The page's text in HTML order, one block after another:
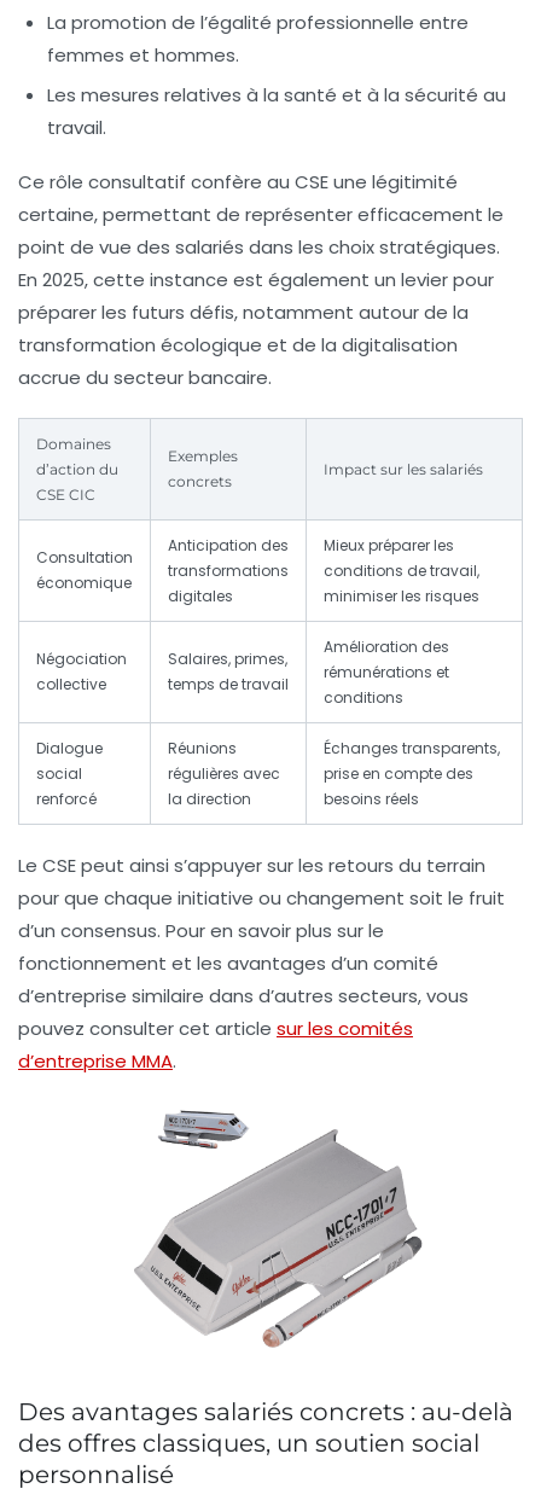
La promotion de l’égalité professionnelle entre
femmes et hommes.
Les mesures relatives à la santé et à la sécurité au
travail.
Ce rôle consultatif confère au CSE une légitimité
certaine, permettant de représenter efficacement le
point de vue des salariés dans les choix stratégiques.
En 2025, cette instance est également un levier pour
préparer les futurs défis, notamment autour de la
transformation écologique et de la digitalisation
accrue du secteur bancaire.
Domaines
d’action du
CSE CIC
Exemples
concrets
Impact sur les salariés
Consultation
économique
Anticipation des
transformations
digitales
Mieux préparer les
conditions de travail,
minimiser les risques
Négociation
collective
Salaires, primes,
temps de travail
Amélioration des
rémunérations et
conditions
Dialogue
social
renforcé
Réunions
régulières avec
la direction
Échanges transparents,
prise en compte des
besoins réels
Le CSE peut ainsi s’appuyer sur les retours du terrain
pour que chaque initiative ou changement soit le fruit
d’un consensus. Pour en savoir plus sur le
fonctionnement et les avantages d’un comité
d’entreprise similaire dans d’autres secteurs, vous
pouvez consulter cet article sur les comités
d’entreprise MMA.
Des avantages salariés concrets : au-delà
des offres classiques, un soutien social
personnalisé